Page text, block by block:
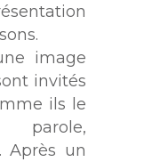
image
invités
ils le
parole,
Après un